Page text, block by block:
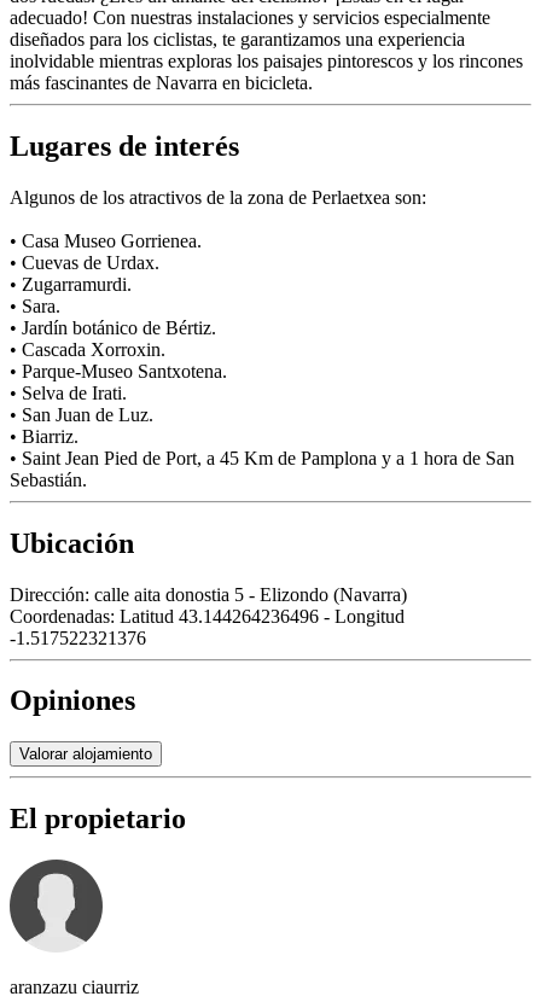
adecuado! Con nuestras instalaciones y servicios especialmente
diseñados para los ciclistas, te garantizamos una experiencia
inolvidable mientras exploras los paisajes pintorescos y los rincones
más fascinantes de Navarra en bicicleta.
Lugares de interés
Algunos de los atractivos de la zona de Perlaetxea son:
• Casa Museo Gorrienea.
• Cuevas de Urdax.
• Zugarramurdi.
• Sara.
• Jardín botánico de Bértiz.
• Cascada Xorroxin.
• Parque-Museo Santxotena.
• Selva de Irati.
• San Juan de Luz.
• Biarriz.
• Saint Jean Pied de Port, a 45 Km de Pamplona y a 1 hora de San
Sebastián.
Ubicación
Dirección: calle aita donostia 5 - Elizondo (Navarra)
Coordenadas: Latitud 43.144264236496 - Longitud
-1.517522321376
Opiniones
Valorar alojamiento
El propietario
aranzazu ciaurriz